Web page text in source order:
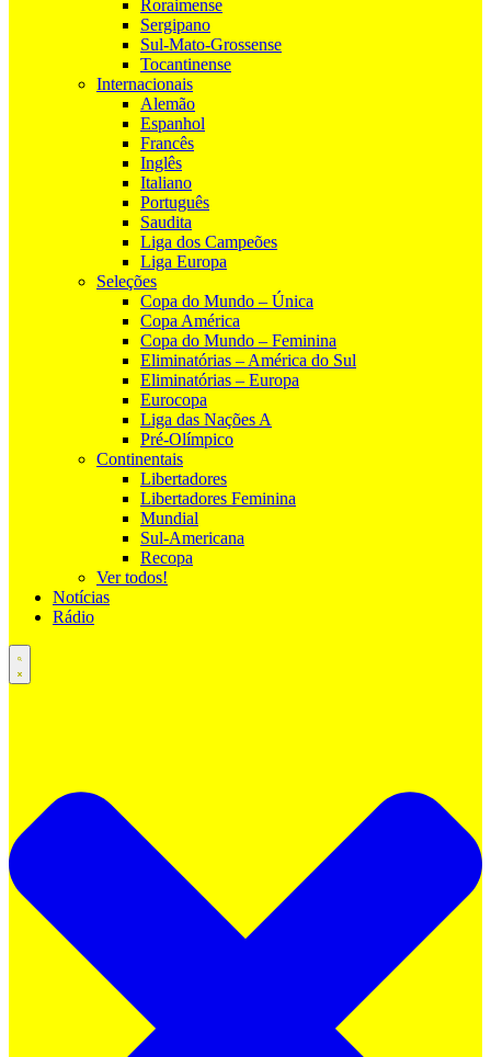
Roraimense
Sergipano
Sul-Mato-Grossense
Tocantinense
Internacionais
Alemão
Espanhol
Francês
Inglês
Italiano
Português
Saudita
Liga dos Campeões
Liga Europa
Seleções
Copa do Mundo – Única
Copa América
Copa do Mundo – Feminina
Eliminatórias – América do Sul
Eliminatórias – Europa
Eurocopa
Liga das Nações A
Pré-Olímpico
Continentais
Libertadores
Libertadores Feminina
Mundial
Sul-Americana
Recopa
Ver todos!
Notícias
Rádio